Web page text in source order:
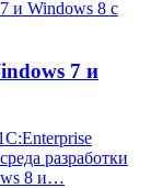
7 и
разработки
8 и…